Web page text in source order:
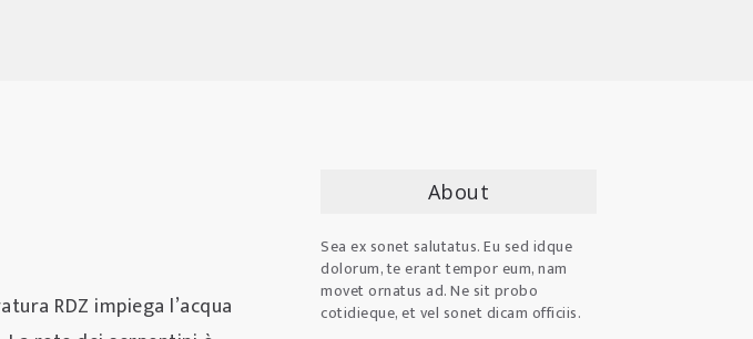
RDZ impiega l’acqua
About
Sea ex sonet salutatus. Eu sed idque
dolorum, te erant tempor eum, nam
movet ornatus ad. Ne sit probo
cotidieque, et vel sonet dicam officiis.